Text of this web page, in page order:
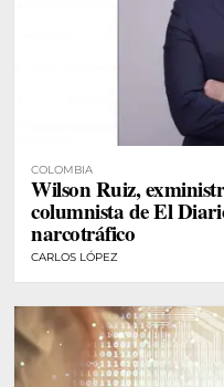
COLOMBIA
Wilson Ruiz,
columnista de El
narcotráfico
CARLOS LÓPEZ